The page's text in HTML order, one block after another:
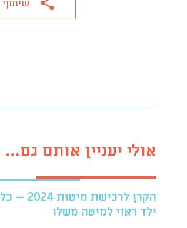
אולי יעניין אותם גם...
הקרן לרכישת מיטות 2024 – כל
ילד ראוי למיטה משלו